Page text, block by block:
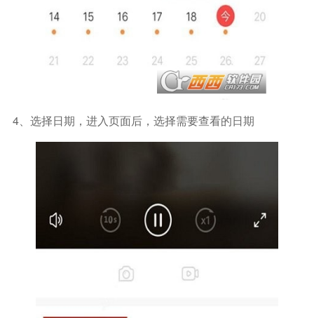
4、选择日期，进入页面后，选择需要查看的日期